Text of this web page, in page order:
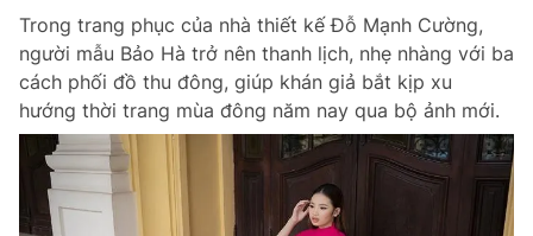
Trong trang phục của nhà thiết kế Đỗ Mạnh Cường,
người mẫu Bảo Hà trở nên thanh lịch, nhẹ nhàng với ba
cách phối đồ thu đông, giúp khán giả bắt kịp xu
hướng thời trang mùa đông năm nay qua bộ ảnh mới.